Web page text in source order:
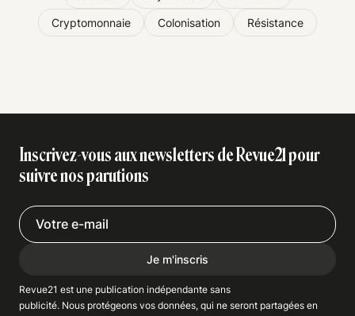
Cryptomonnaie Colonisation Résistance
Inscrivez-vous aux newsletters de Revue21 pour
suivre nos parutions
Je m'inscris
Revue21 est une publication indépendante sans
publicité. Nous protégeons vos données, qui ne seront partagées en